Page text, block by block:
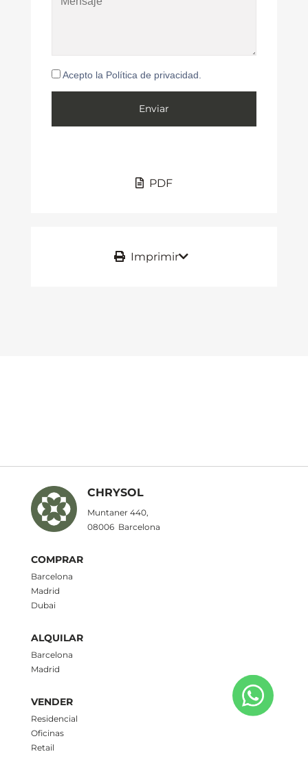
Acepto la Política de privacidad.
PDF
Imprimir
CHRYSOL
Muntaner 440,
08006 Barcelona
COMPRAR
Barcelona
Madrid
Dubai
ALQUILAR
Barcelona
Madrid
VENDER
Residencial
Oficinas
Retail